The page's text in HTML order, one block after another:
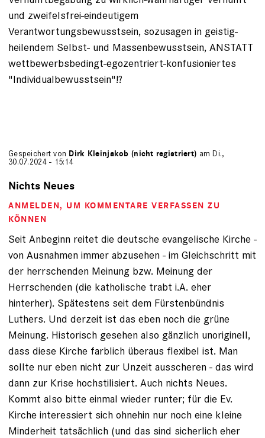
und zweifelsfrei-eindeutigem
Verantwortungsbewusstsein, sozusagen in geistig-
heilendem Selbst- und Massenbewusstsein, ANSTATT
wettbewerbsbedingt-egozentriert-konfusioniertes
"Individualbewusstsein"!?
Gespeichert von Dirk Kleinjakob (nicht registriert) am Di.,
30.07.2024 - 15:14
Nichts Neues
ANMELDEN, UM KOMMENTARE VERFASSEN ZU
KÖNNEN
Seit Anbeginn reitet die deutsche evangelische Kirche -
von Ausnahmen immer abzusehen - im Gleichschritt mit
der herrschenden Meinung bzw. Meinung der
Herrschenden (die katholische trabt i.A. eher
hinterher). Spätestens seit dem Fürstenbündnis
Luthers. Und derzeit ist das eben noch die grüne
Meinung. Historisch gesehen also gänzlich unoriginell,
dass diese Kirche farblich überaus flexibel ist. Man
sollte nur eben nicht zur Unzeit ausscheren - das wird
dann zur Krise hochstilisiert. Auch nichts Neues.
Kommt also bitte einmal wieder runter; für die Ev.
Kirche interessiert sich ohnehin nur noch eine kleine
Minderheit tatsächlich (und das sind sicherlich eher